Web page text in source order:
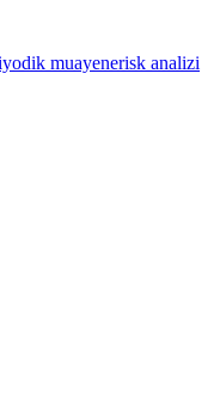
muayenerisk analizi